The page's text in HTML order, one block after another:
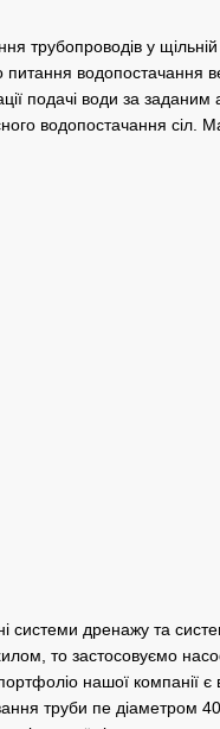
трубопроводів у щільній
питання водопостачання
подачі води за заданим
водопостачання сіл.
системи дренажу та
то застосовуємо
нашої компанії є
труби пе діаметром